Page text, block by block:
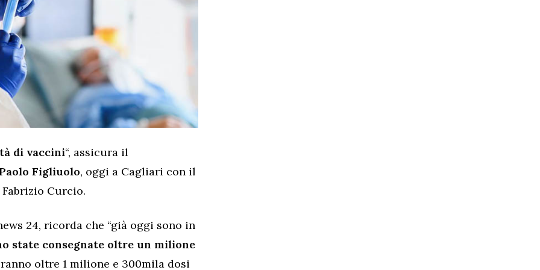
di vaccini“, assicura il
Figliuolo, oggi a Cagliari con il
Curcio.
24, ricorda che “già oggi sono in
state consegnate oltre un milione
oltre 1 milione e 300mila dosi